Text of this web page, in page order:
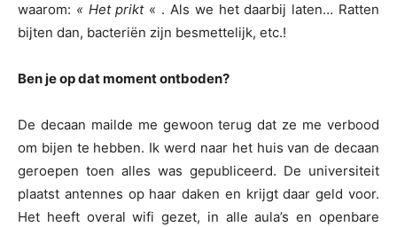
waarom: « Het prikt « . Als we het daarbij laten… Ratten
bijten dan, bacteriën zijn besmettelijk, etc.!
Ben je op dat moment ontboden?
De decaan mailde me gewoon terug dat ze me verbood
om bijen te hebben. Ik werd naar het huis van de decaan
geroepen toen alles was gepubliceerd. De universiteit
plaatst antennes op haar daken en krijgt daar geld voor.
Het heeft overal wifi gezet, in alle aula’s en openbare